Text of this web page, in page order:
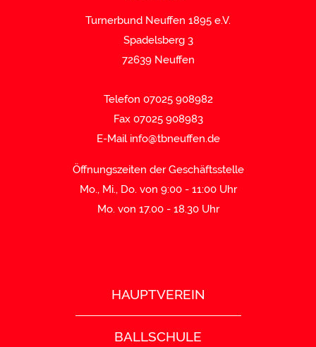
Turnerbund Neuffen 1895 e.V.
Spadelsberg 3
72639 Neuffen
Telefon 07025 908982
Fax 07025 908983
E-Mail info@tbneuffen.de
Öffnungszeiten der Geschäftsstelle
Mo., Mi., Do. von 9:00 - 11:00 Uhr
Mo. von 17.00 - 18.30 Uhr
HAUPTVEREIN
BALLSCHULE